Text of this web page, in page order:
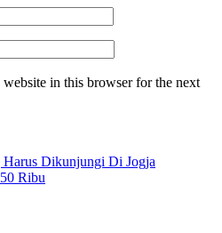
website in this browser for the next
Harus Dikunjungi Di Jogja
Ribu